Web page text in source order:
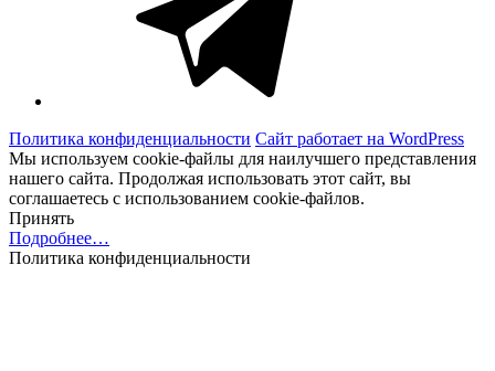
Политика конфиденциальности Сайт работает на WordPress
Мы используем cookie-файлы для наилучшего представления
нашего сайта. Продолжая использовать этот сайт, вы
соглашаетесь с использованием cookie-файлов.
Принять
Подробнее…
Политика конфиденциальности